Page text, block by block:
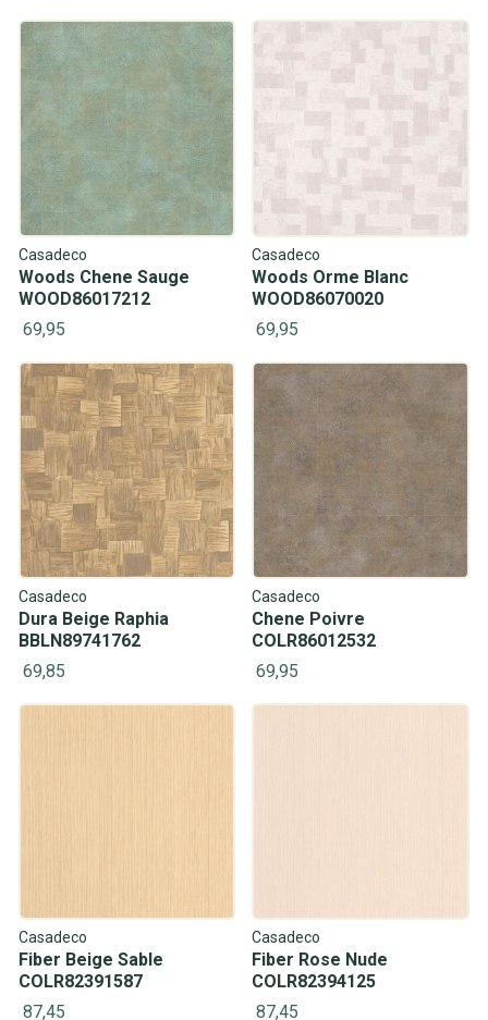
Casadeco
Woods Chene Sauge
WOOD86017212
69,95
Casadeco
Woods Orme Blanc
WOOD86070020
69,95
Casadeco
Dura Beige Raphia
BBLN89741762
69,85
Casadeco
Chene Poivre
COLR86012532
69,95
Casadeco
Fiber Beige Sable
COLR82391587
87,45
Casadeco
Fiber Rose Nude
COLR82394125
87,45